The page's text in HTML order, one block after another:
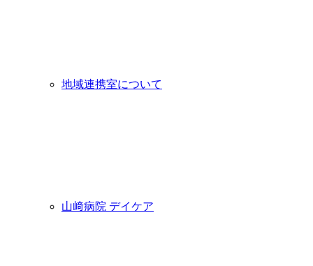
地域連携室について
山﨑病院 デイケア